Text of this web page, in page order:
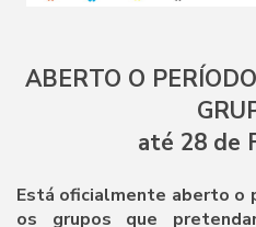
ABERTO O
até 28 de
Está oficialmente aberto o
os grupos que